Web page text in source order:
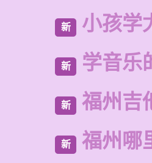
新 小孩学
新 学音乐
新 福州吉
新 福州哪